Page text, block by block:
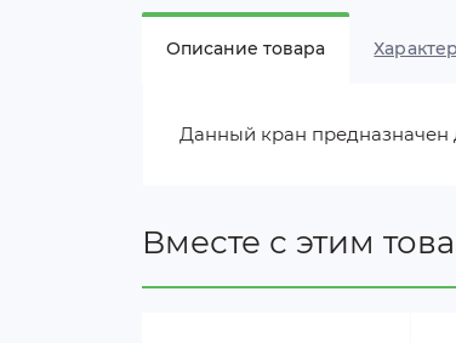
Описание товара
Данный кран предназначен
Вместе с этим